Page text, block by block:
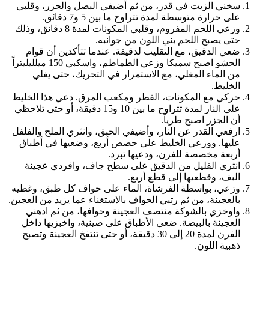
سخني الزيت في قدر، من ثم أضيفي البصل والجزر، وقلبي
على حرارة متوسطة لمدة تتراوح ما بين 5 و7 دقائق.
وزعي اللحم المفروم، وقلبي المكونات لمدة 8 دقائق، وذلك
حتى يصبح اللحم بني اللون من جوانبه.
ضعي الدقيق، مع التقليب لدقيقة. عندما تتأكدين أن قوام
الحشو اصبح سميكا وزعي الطماطم، واسكبي 150 ميلليليتراً
من الماء المغلي، مع الاستمرار في التحريك، حتى يغلي
الخليط.
حركي مع المكونات، الفطر ومكعب المرق. دعي هذا الخليط
على النار لمدة تتراوح ما بين 10 و15 دقيقة، أو حتى تلاحظي
أن الجزر اصبح طرياً.
ارفعي القدر عن النار، وأضيفي الحبق، وانثري الملح والفلفل
عليها. ووزعي الخليط على حصص أربع، وضعيها في أطباق
أربعة مخصصة للفرن، ودعيها تبرد.
انثري القليل من الدقيق على سطح جاف، وافردي عجينة
البف، وقطعيها إلى قطع أربع.
وزعي، بواسطة الفرشاة، الماء على حواف كل طبق، وغطيه
بالعجينة، من ثم رتبي الحواف بالاستغناء عما يزيد من العجين.
واوخزي بالشوكة منتصف العجينة وحوافها، من ثم ادهني
العجينة بالبيضة. ضعي الأطباق على صينية، واخبزيها داخل
الفرن لمدة 20 إلى 30 دقيقة، أو حتى تنتفخ العجينة وتصبح
ذهبية اللون.